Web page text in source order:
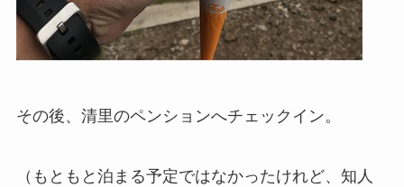
その後、清里のペンションへチェックイン。
（もともと泊まる予定ではなかったけれど、知人